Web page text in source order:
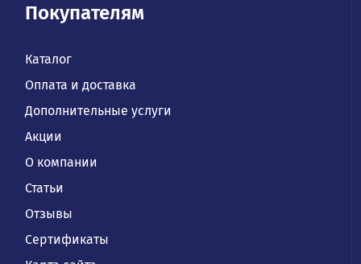
Покупателям
Каталог
Оплата и доставка
Дополнительные услуги
Акции
О компании
Статьи
Отзывы
Сертификаты